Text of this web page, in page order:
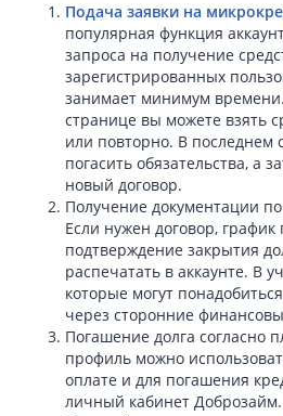
Подача заявки на
популярная функция
запроса на получение
зарегистрированных
занимает минимум
странице вы можете взять
или повторно. В последнем
погасить обязательства, а
новый договор.
Получение документации
Если нужен договор,
подтверждение закрытия
распечатать в аккаунте. В
которые могут
через сторонние
Погашение долга согласно
профиль можно
оплате и для погашения
личный кабинет